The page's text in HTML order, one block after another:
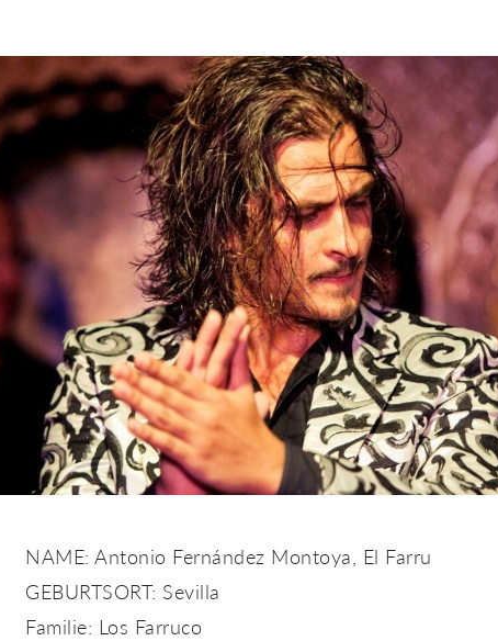
NAME: Antonio Fernández Montoya, El Farru
GEBURTSORT: Sevilla
Familie: Los Farruco